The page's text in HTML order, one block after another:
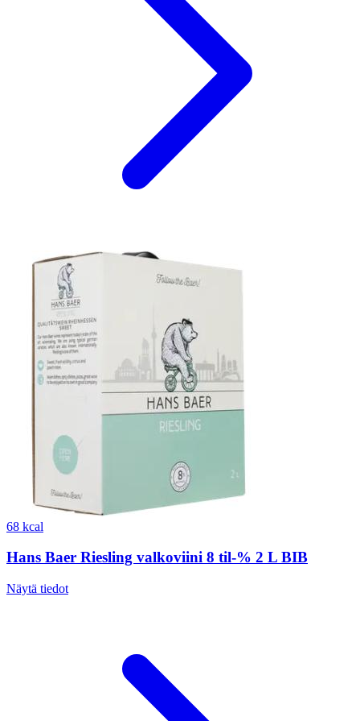
68 kcal
Hans Baer Riesling valkoviini 8 til-% 2 L BIB
Näytä tiedot